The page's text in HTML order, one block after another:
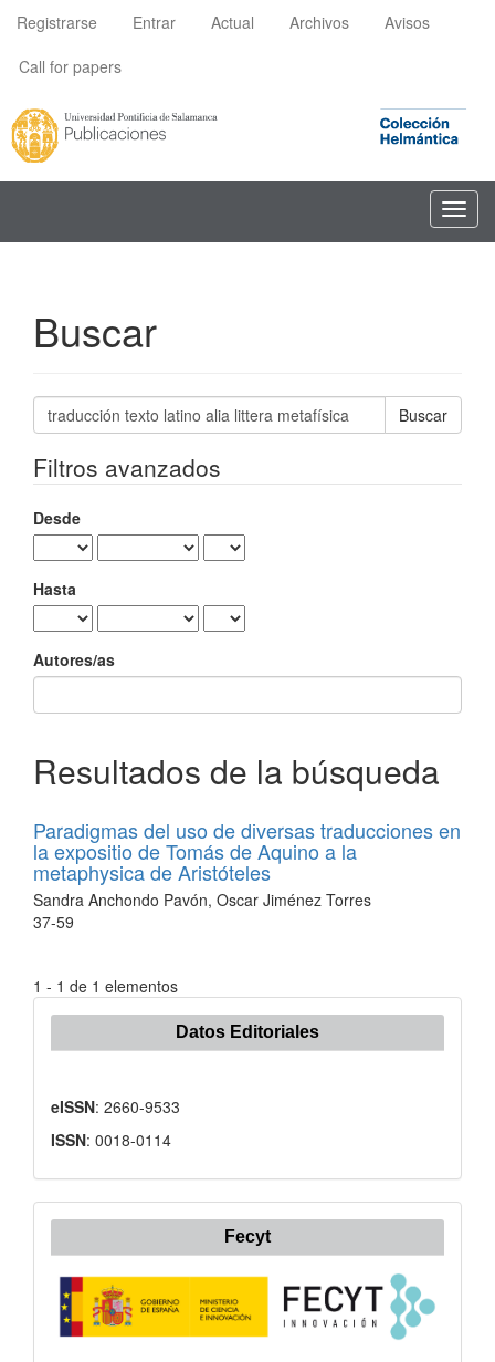
principal
principal
lateral
Registrarse Entrar Actual Archivos
Avisos
Call for papers
Buscar
Buscar
artículos
Filtros avanzados
Desde
Hasta
Autores/as
Resultados de la búsqueda
Paradigmas del uso de diversas traducciones en
la expositio de Tomás de Aquino a la
metaphysica de Aristóteles
Sandra Anchondo Pavón, Oscar Jiménez Torres
37-59
1 - 1 de 1 elementos
Datos Editoriales
eISSN: 2660-9533
ISSN: 0018-0114
Fecyt